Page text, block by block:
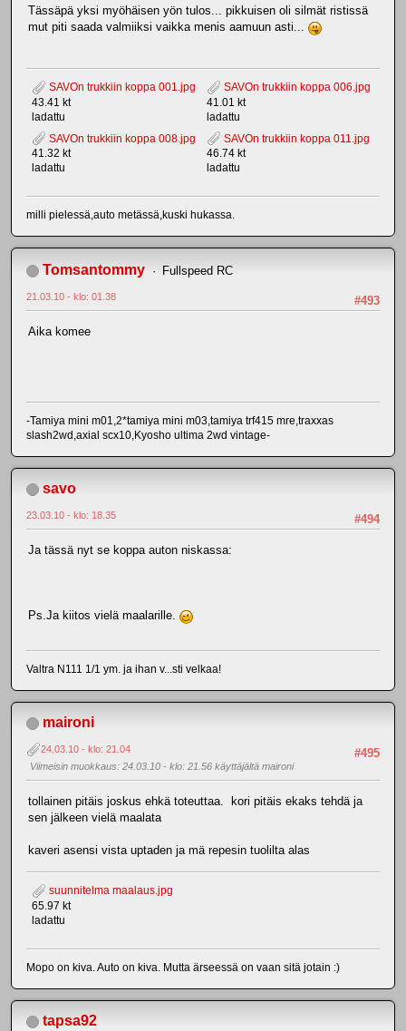
Tässäpä yksi myöhäisen yön tulos... pikkuisen oli silmät ristissä
mut piti saada valmiiksi vaikka menis aamuun asti...
SAVOn trukkiin koppa 001.jpg
43.41 kt
ladattu
SAVOn trukkiin koppa 006.jpg
41.01 kt
ladattu
SAVOn trukkiin koppa 008.jpg
41.32 kt
ladattu
SAVOn trukkiin koppa 011.jpg
46.74 kt
ladattu
milli pielessä,auto metässä,kuski hukassa.
Tomsantommy Fullspeed RC
#493
21.03.10 - klo: 01.38
Aika komee
-Tamiya mini m01,2*tamiya mini m03,tamiya trf415 mre,traxxas
slash2wd,axial scx10,Kyosho ultima 2wd vintage-
savo
#494
23.03.10 - klo: 18.35
Ja tässä nyt se koppa auton niskassa:
Ps.Ja kiitos vielä maalarille.
Valtra N111 1/1 ym. ja ihan v...sti velkaa!
maironi
#495
24.03.10 - klo: 21.04
Viimeisin muokkaus: 24.03.10 - klo: 21.56 käyttäjältä maironi
tollainen pitäis joskus ehkä toteuttaa. kori pitäis ekaks tehdä ja
sen jälkeen vielä maalata
kaveri asensi vista uptaden ja mä repesin tuolilta alas
suunnitelma maalaus.jpg
65.97 kt
ladattu
Mopo on kiva. Auto on kiva. Mutta ärseessä on vaan sitä jotain :)
tapsa92